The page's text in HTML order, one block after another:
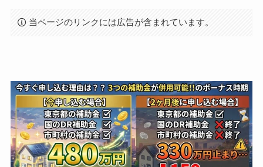
当ページのリンクには広告が含まれています。